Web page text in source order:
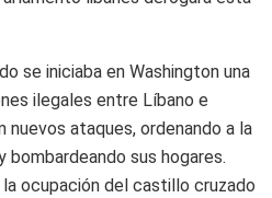
se iniciaba en Washington una
ilegales entre Líbano e
nuevos ataques, ordenando a la
bombardeando sus hogares.
ocupación del castillo cruzado